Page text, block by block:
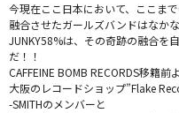
今現在ここ日本において、ここま
融合させたガールズバンドはなか
JUNKY58%は、その奇跡の融合を
だ！！
CAFFEINE BOMB RECORDS移籍
大阪のレコードショップ”Flake
-SMITHのメンバーと